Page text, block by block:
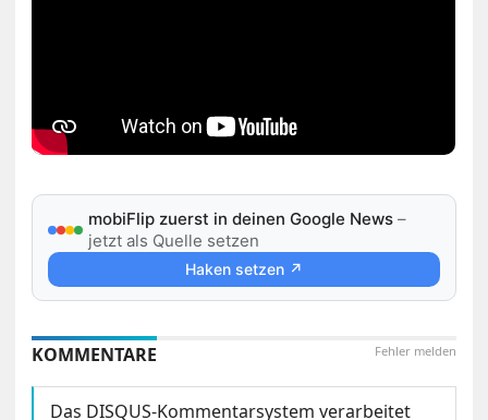
mobiFlip zuerst in deinen Google News –
jetzt als Quelle setzen
Haken setzen ↗
Fehler melden
KOMMENTARE
Das DISQUS-Kommentarsystem verarbeitet